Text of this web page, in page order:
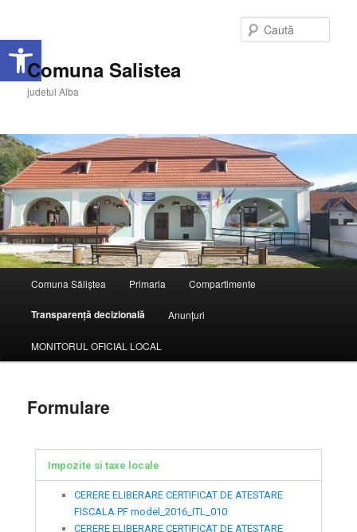
Deschide bara de unelte
Comuna Salistea
judetul Alba
principal
Sari
la
conținutul
Comuna Săliștea Primaria Compartimente
Transparență decizională Anunțuri
MONITORUL OFICIAL LOCAL
Formulare
Impozite si taxe locale
CERERE ELIBERARE CERTIFICAT DE ATESTARE
FISCALA PF model_2016_ITL_010
CERERE ELIBERARE CERTIFICAT DE ATESTARE